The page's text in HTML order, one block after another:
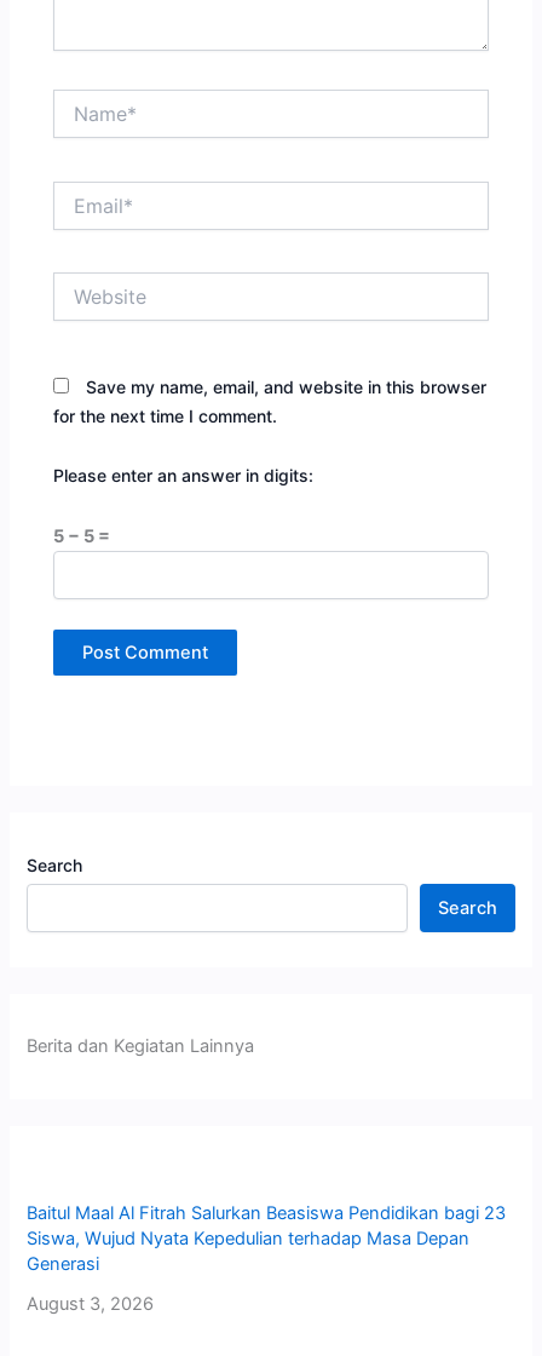
Save my name, email, and website in this browser
for the next time I comment.
Please enter an answer in digits:
5 − 5 =
Search
Search
Berita dan Kegiatan Lainnya
Baitul Maal Al Fitrah Salurkan Beasiswa Pendidikan bagi 23
Siswa, Wujud Nyata Kepedulian terhadap Masa Depan
Generasi
August 3, 2026